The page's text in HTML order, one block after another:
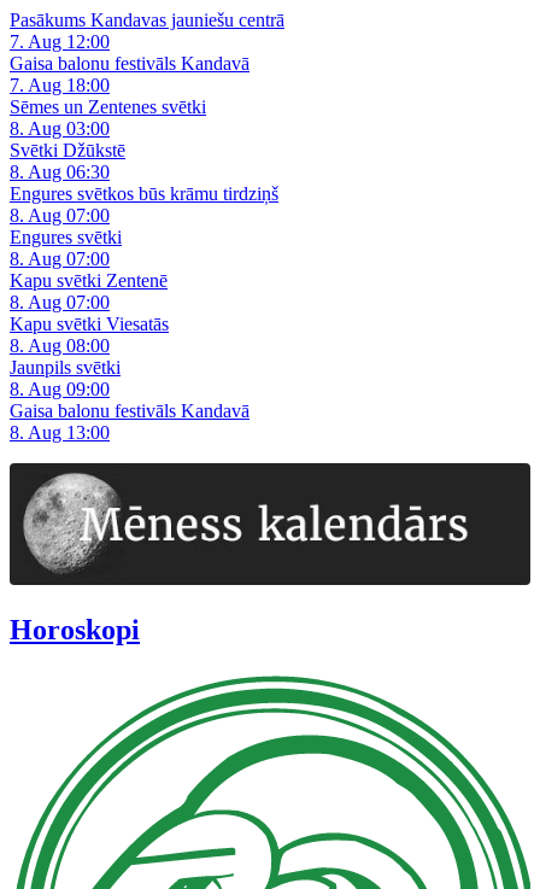
Pasākums Kandavas jauniešu centrā
7. Aug 12:00
Gaisa balonu festivāls Kandavā
7. Aug 18:00
Sēmes un Zentenes svētki
8. Aug 03:00
Svētki Džūkstē
8. Aug 06:30
Engures svētkos būs krāmu tirdziņš
8. Aug 07:00
Engures svētki
8. Aug 07:00
Kapu svētki Zentenē
8. Aug 07:00
Kapu svētki Viesatās
8. Aug 08:00
Jaunpils svētki
8. Aug 09:00
Gaisa balonu festivāls Kandavā
8. Aug 13:00
Horoskopi